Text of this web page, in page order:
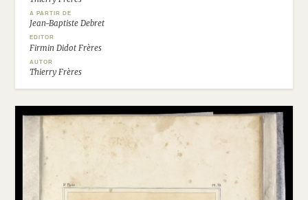
A PARTIR DE
Jean-Baptiste Debret
EDITOR
Firmin Didot Frères
AUTOR
Thierry Frères